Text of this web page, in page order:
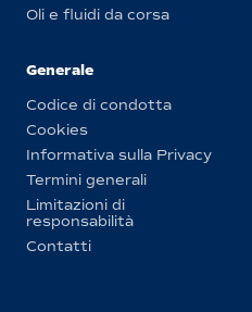
Oli e fluidi da corsa
Generale
Codice di condotta
Cookies
Informativa sulla Privacy
Termini generali
Limitazioni di
responsabilità
Contatti